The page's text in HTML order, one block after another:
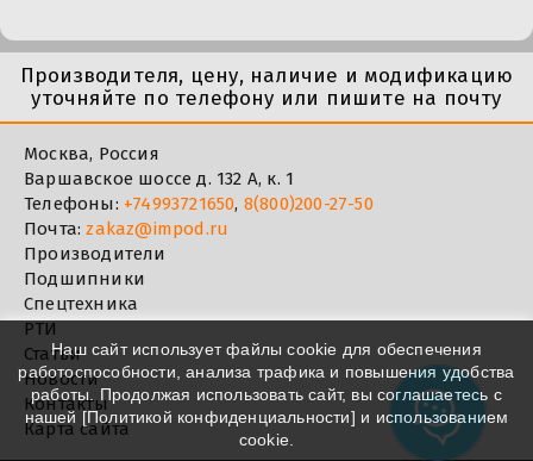
Производителя, цену, наличие и модификацию
уточняйте по телефону или пишите на почту
Москва, Россия
Варшавское шоссе д. 132 А, к. 1
Телефоны: +74993721650, 8(800)200-27-50
Почта:zakaz@impod.ru
Производители
Подшипники
Спецтехника
РТИ
Статьи
Новости
Контакты
Карта сайта
Наш сайт использует файлы cookie для обеспечения
работоспособности, анализа трафика и повышения удобства
работы. Продолжая использовать сайт, вы соглашаетесь с
нашей [Политикой конфиденциальности] и использованием
cookie.